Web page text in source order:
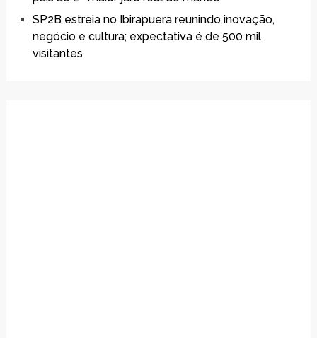
SP2B estreia no Ibirapuera reunindo inovação,
negócio e cultura; expectativa é de 500 mil
visitantes